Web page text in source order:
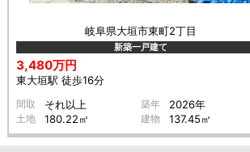
岐阜県大垣市東町2丁目
新築一戸建て
3,480万円
東大垣駅 徒歩16分
間取 それ以上 築年 2026年
土地 180.22㎡ 建物 137.45㎡